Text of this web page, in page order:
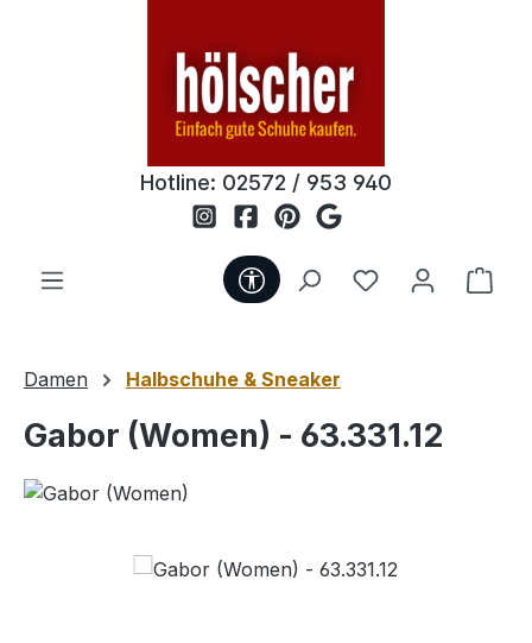
Hotline: 02572 / 953 940
Werkzeugleiste anzeigen
Du hast 0
Damen Halbschuhe & Sneaker
Gabor (Women) - 63.331.12
Bildergalerie überspringen